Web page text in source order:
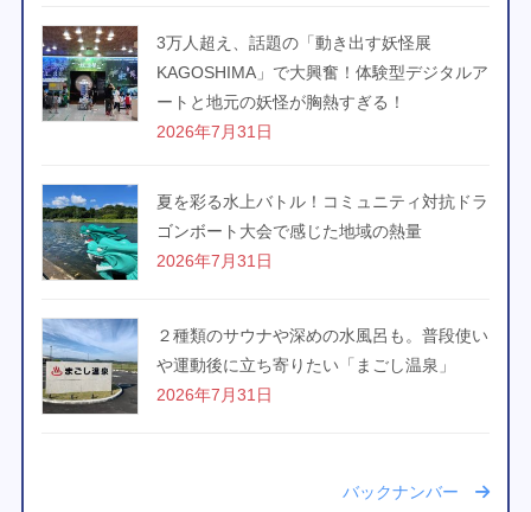
3万人超え、話題の「動き出す妖怪展
KAGOSHIMA」で大興奮！体験型デジタルア
ートと地元の妖怪が胸熱すぎる！
2026年7月31日
夏を彩る水上バトル！コミュニティ対抗ドラ
ゴンボート大会で感じた地域の熱量
2026年7月31日
２種類のサウナや深めの水風呂も。普段使い
や運動後に立ち寄りたい「まごし温泉」
2026年7月31日
バックナンバー